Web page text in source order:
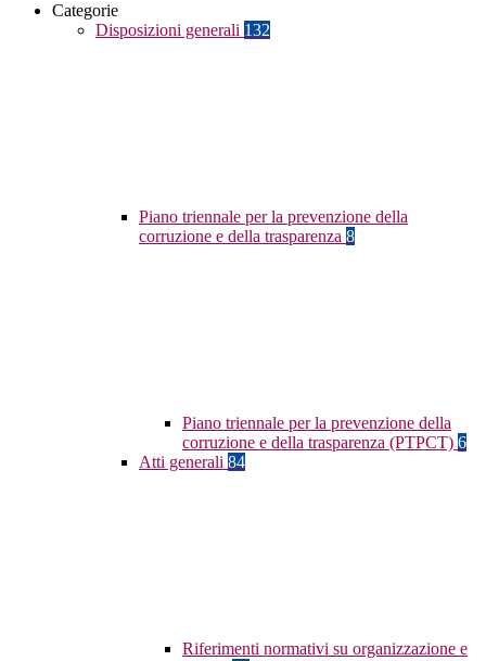
Categorie
Disposizioni generali 132
Piano triennale per la prevenzione della
corruzione e della trasparenza 8
Piano triennale per la prevenzione della
corruzione e della trasparenza (PTPCT) 6
Atti generali 84
Riferimenti normativi su organizzazione e